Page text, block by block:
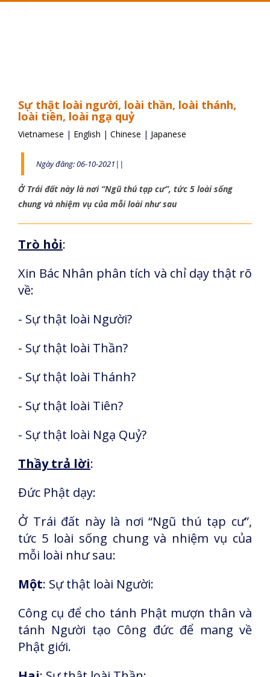
Sự thật loài người, loài thần, loài thánh,
loài tiên, loài ngạ quỷ
Vietnamese | English | Chinese | Japanese
Ngày đăng: 06-10-2021||
Ở Trái đất này là nơi “Ngũ thú tạp cư”, tức 5 loài sống
chung và nhiệm vụ của mỗi loài như sau
Trò hỏi:
Xin Bác Nhân phân tích và chỉ dạy thật rõ
về:
- Sự thật loài Người?
- Sự thật loài Thần?
- Sự thật loài Thánh?
- Sự thật loài Tiên?
- Sự thật loài Ngạ Quỷ?
Thầy trả lời:
Đức Phật dạy:
Ở Trái đất này là nơi “Ngũ thú tạp cư”,
tức 5 loài sống chung và nhiệm vụ của
mỗi loài như sau:
Một: Sự thật loài Người:
Công cụ để cho tánh Phật mượn thân và
tánh Người tạo Công đức để mang về
Phật giới.